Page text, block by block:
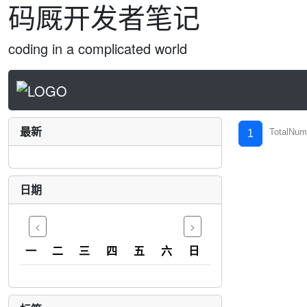
码厩开发者笔记
coding in a complicated world
最新
日期
< >
一 二 三 四 五 六 日
1